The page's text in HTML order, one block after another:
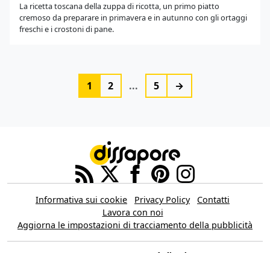
La ricetta toscana della zuppa di ricotta, un primo piatto
cremoso da preparare in primavera e in autunno con gli ortaggi
freschi e i crostoni di pane.
1 2 ... 5 →
Informativa sui cookie Privacy Policy
Contatti
Lavora con noi
Aggiorna le impostazioni di tracciamento della pubblicità